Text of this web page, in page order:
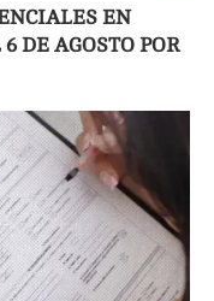
EN
DE AGOSTO POR